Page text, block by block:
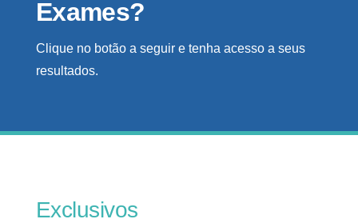
Exames?
Clique no botão a seguir e tenha acesso a seus
resultados.
Exclusivos